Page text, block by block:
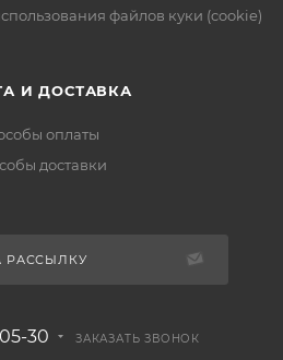
файлов куки (cookie)
И ДОСТАВКА
оплаты
доставки
РАССЫЛКУ
30 ЗАКАЗАТЬ ЗВОНОК